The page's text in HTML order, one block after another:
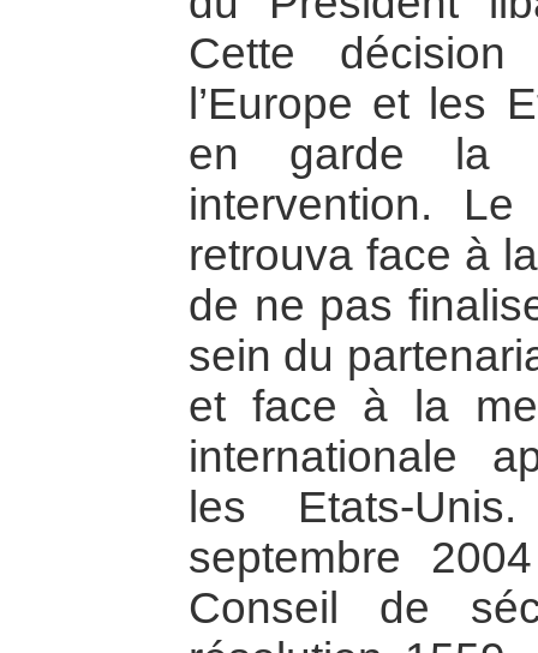
Cette
l’Europe et les
en garde la
intervention.
retrouva face à
de ne pas
sein du
et face à la
internationale
les Etats-
septembre
Conseil de